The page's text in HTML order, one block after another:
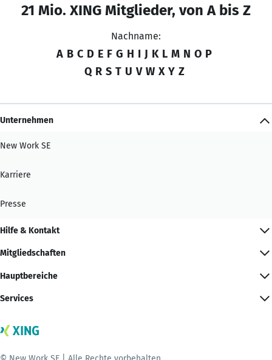
21 Mio. XING Mitglieder, von A bis Z
Nachname:
A B C D E F G H I J K L M N O P
Q R S T U V W X Y Z
Unternehmen
New Work SE
Karriere
Presse
Hilfe & Kontakt
Mitgliedschaften
Hauptbereiche
Services